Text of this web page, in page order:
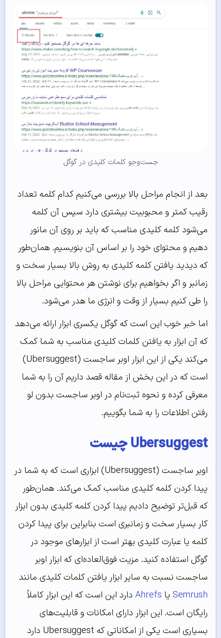
جست‌وجو کلمات کلیدی در گوگل
بعد از انجام مراحل بالا بررسی می‌کنیم کدام کلمه تعداد
رقیب کمتر و محبوبیت بیشتری دارد سپس آن کلمه
می‌شود کلمه کلیدی مناسب که باید بر روی آن مانور
دهیم و محتوای خود را بر اساس آن بنویسیم. همان‌طور
که دیدید یافتن کلمه کلیدی به روش بالا بسیار سخت و
زمانبر و اگر بخواهیم برای نوشتن هر محتوایی مراحل بالا
را طی کنیم بسیار از وقت و انرژی ما هدر می‌شود.
اما خبر خوب این است که گوگل یکسری ابزار ارائه می‌دهد
که آن ابزار به یافتن کلمات کلیدی مناسب به شما کمک
می‌کند یکی از این ابزار اوبر ساجست (Ubersuggest)
است که در این بخش از مقاله قصد داریم آن را به شما
معرفی کرده و نحوه ثبت‌نام در اوبر ساجست بدون لو
رفتن اطلاعات را به شما بگوییم.
Ubersuggest چیست
اوبر ساجست (Ubersuggest) ابزاری است که به شما در
پیدا کردن کلمه کلیدی مناسب کمک می‌کند. همان‌طور
که قبل‌تر توضیح دادیم پیدا کردن کلمه کلیدی بدون ابزار
کار بسیار سخت و زمانبری است بنابراین برای پیدا کردن
کلمه یا عبارت کلیدی بهتر است از ابزارهای موجود در
گوگل استفاده کنید. مزیت فوق‌العاده‌ای که ابزار اوبر
ساجست نسبت به سایر ابزار یافتن کلمات کلیدی مانند
Semrush یا Ahrefs دارد این است که این ابزار کاملاً
رایگان است. این ابزار دارای امکانات و قابلیت‌های
بسیاری است یکی از امکاناتی که Ubersuggest دارد